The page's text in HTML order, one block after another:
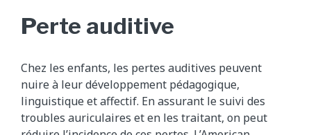
Perte auditive
Chez les enfants, les pertes auditives peuvent
nuire à leur développement pédagogique,
linguistique et affectif. En assurant le suivi des
troubles auriculaires et en les traitant, on peut